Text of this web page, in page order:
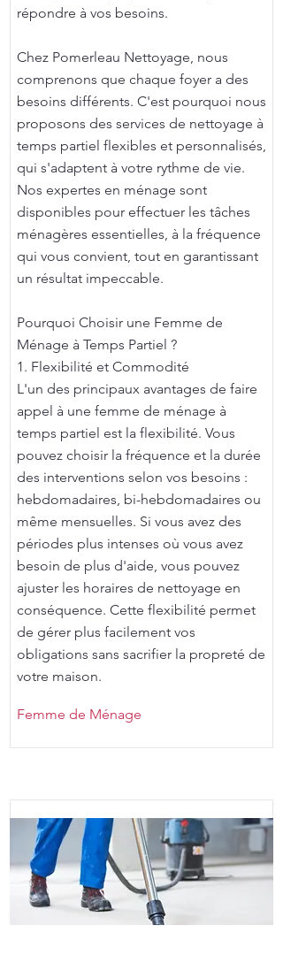
répondre à vos besoins.
Chez Pomerleau Nettoyage, nous
comprenons que chaque foyer a des
besoins différents. C'est pourquoi nous
proposons des services de nettoyage à
temps partiel flexibles et personnalisés,
qui s'adaptent à votre rythme de vie.
Nos expertes en ménage sont
disponibles pour effectuer les tâches
ménagères essentielles, à la fréquence
qui vous convient, tout en garantissant
un résultat impeccable.
Pourquoi Choisir une Femme de
Ménage à Temps Partiel ?
1. Flexibilité et Commodité
L'un des principaux avantages de faire
appel à une femme de ménage à
temps partiel est la flexibilité. Vous
pouvez choisir la fréquence et la durée
des interventions selon vos besoins :
hebdomadaires, bi-hebdomadaires ou
même mensuelles. Si vous avez des
périodes plus intenses où vous avez
besoin de plus d'aide, vous pouvez
ajuster les horaires de nettoyage en
conséquence. Cette flexibilité permet
de gérer plus facilement vos
obligations sans sacrifier la propreté de
votre maison.
Femme de Ménage